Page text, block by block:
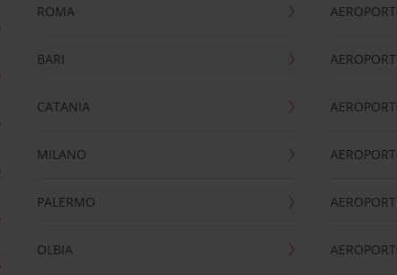
ROMA
BARI
CATANIA
MILANO
PALERMO
OLBIA